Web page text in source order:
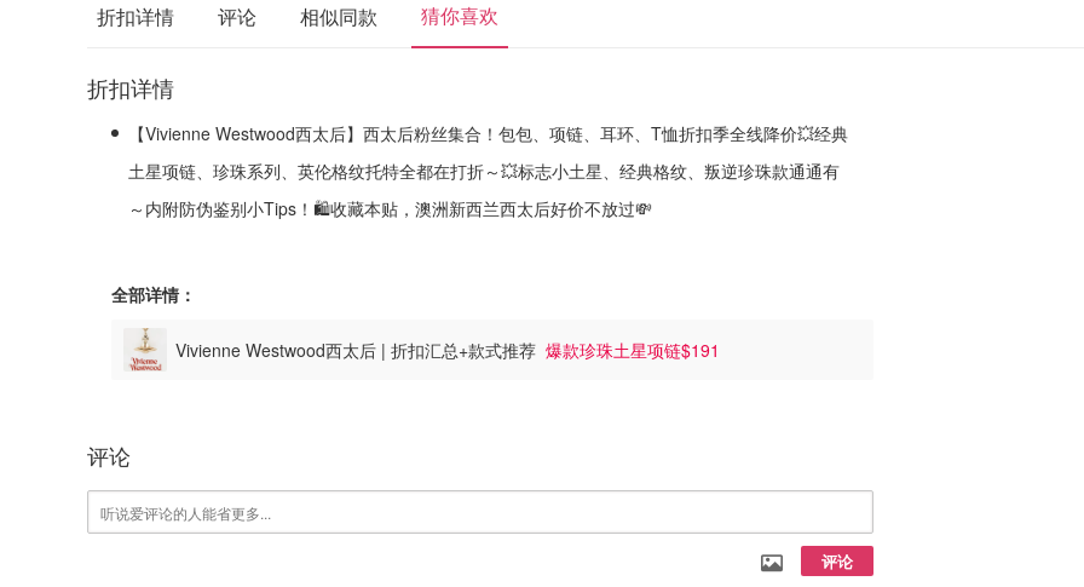
折扣详情 评论 相似同款 猜你喜欢
折扣详情
【Vivienne Westwood西太后】西太后粉丝集合！包包、项链、耳环、T恤折扣季全线降价💥经典
土星项链、珍珠系列、英伦格纹托特全都在打折～💥标志小土星、经典格纹、叛逆珍珠款通通有
～内附防伪鉴别小Tips！🛍️收藏本贴，澳洲新西兰西太后好价不放过💸
全部详情：
Vivienne Westwood西太后 | 折扣汇总+款式推荐 爆款珍珠土星项链$191
评论
评论